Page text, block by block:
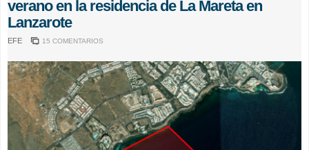
verano en la residencia de La Mareta en
Lanzarote
EFE 15 COMENTARIOS